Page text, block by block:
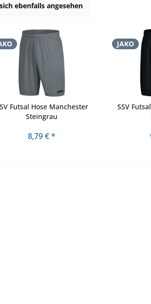
ebenfalls angesehen
Futsal Hose Manchester
Steingrau
8,79 € *
JAKO
SSV